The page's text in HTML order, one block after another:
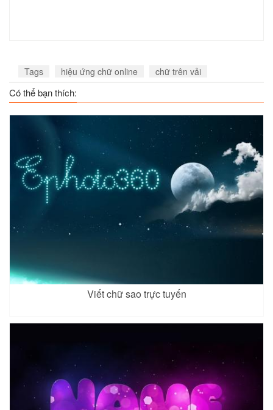
Tags hiệu ứng chữ online chữ trên vải
Có thể bạn thích:
Viết chữ sao trực tuyến